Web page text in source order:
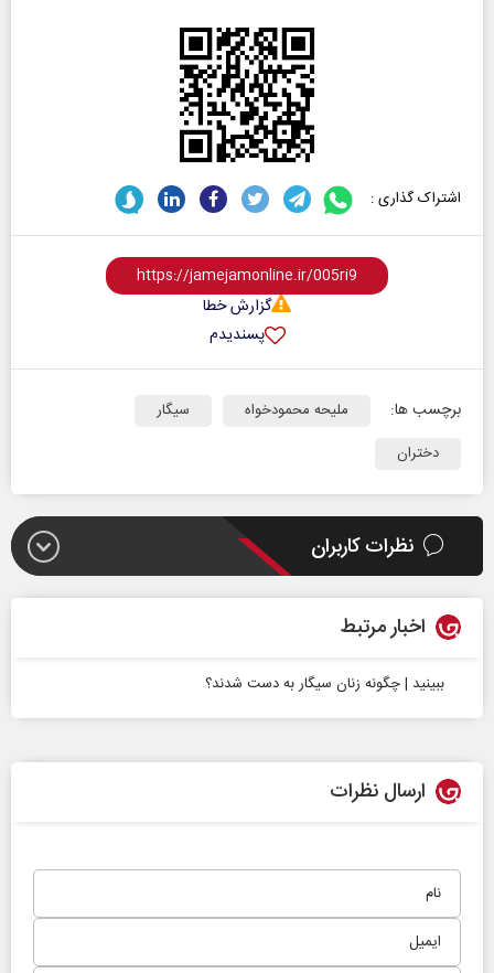
اشتراک گذاری :
گزارش خطا
پسندیدم
برچسب ها: ملیحه محمودخواه
سیگار
دختران
نظرات کاربران
اخبار مرتبط
ببینید | چگونه زنان سیگار به دست شدند؟
ارسال نظرات